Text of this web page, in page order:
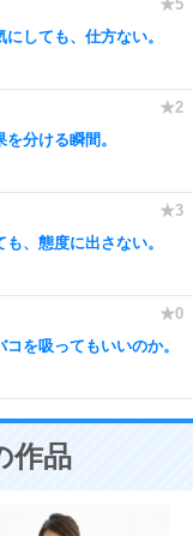
しても、仕方ない。
分ける瞬間。
、態度に出さない。
を吸ってもいいのか。
作品